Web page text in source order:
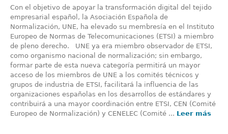
Con el objetivo de apoyar la transformación digital del tejido
empresarial español, la Asociación Española de
Normalización, UNE, ha elevado su membresía en el Instituto
Europeo de Normas de Telecomunicaciones (ETSI) a miembro
de pleno derecho. UNE ya era miembro observador de ETSI,
como organismo nacional de normalización; sin embargo,
formar parte de esta nueva categoría permitirá un mayor
acceso de los miembros de UNE a los comités técnicos y
grupos de industria de ETSI, facilitará la influencia de las
organizaciones españolas en los desarrollos de estándares y
contribuirá a una mayor coordinación entre ETSI, CEN (Comité
Europeo de Normalización) y CENELEC (Comité ... Leer más